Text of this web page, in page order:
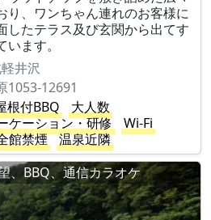
り、ワンちゃん連れのお客様に
したテラス及び玄関から出てす
ます。
井沢
1053-12691
根付BBQ
大人数
ケーション・研修
Wi-Fi
館禁煙
温泉近隣
、BBQ、通信カラオケ